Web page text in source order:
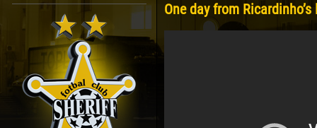
One day from Ricardinho’s